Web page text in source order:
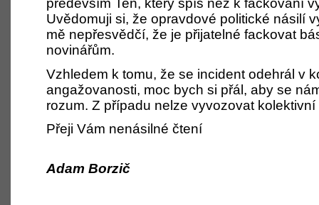
především Ten, který spíš než k fackování
Uvědomuji si, že opravdové politické násilí
mě nepřesvědčí, že je přijatelné fackovat
novinářům.
Vzhledem k tomu, že se incident odehrál v
angažovanosti, moc bych si přál, aby se
rozum. Z případu nelze vyvozovat
Přeji Vám nenásilné čtení
Adam Borzič